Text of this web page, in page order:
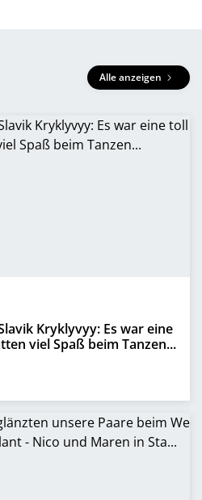
Alle anzeigen
Kryklyvyy: Es war eine
viel Spaß beim Tanzen...